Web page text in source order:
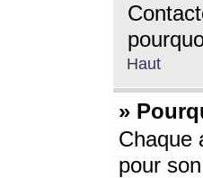
Haut
»
Chaque
pour